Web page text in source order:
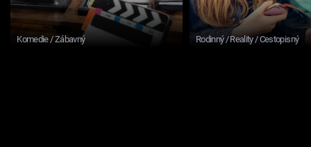
Komedie / Zábavný Rodinný / Reality / Cestopisný